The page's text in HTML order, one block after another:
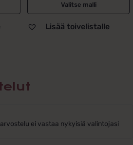
Valitse malli
Lisää toivelistalle
ei vastaa nykyisiä valintojasi